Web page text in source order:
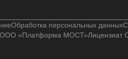
Обработка персональных данных
ООО «Платформа МОСТ»